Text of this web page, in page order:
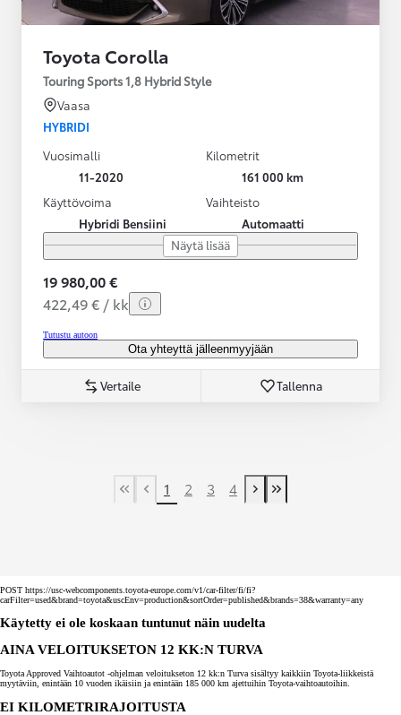
Toyota Corolla
Touring Sports 1,8 Hybrid Style
Vaasa
HYBRIDI
Vuosimalli
11-2020
Kilometrit
161 000 km
Käyttövoima
Hybridi Bensiini
Vaihteisto
Automaatti
Näytä lisää
19 980,00 €
422,49 € / kk
Tutustu autoon
Ota yhteyttä jälleenmyyjään
Vertaile Tallenna
First Page
Previous page
1 2 3 4
Next page
Last Page
POST https://usc-webcomponents.toyota-europe.com/v1/car-filter/fi/fi?
carFilter=used&brand=toyota&uscEnv=production&sortOrder=published&brands=38&warranty=any
Käytetty ei ole koskaan tuntunut näin uudelta
AINA VELOITUKSETON 12 KK:N TURVA
Toyota Approved Vaihtoautot -ohjelman veloitukseton 12 kk:n Turva sisältyy kaikkiin Toyota-liikkeistä
myytäviin, enintään 10 vuoden ikäisiin ja enintään 185 000 km ajettuihin Toyota-vaihtoautoihin.
EI KILOMETRIRAJOITUSTA